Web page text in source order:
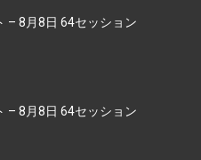
– 8月8日 64セッション
– 8月8日 64セッション